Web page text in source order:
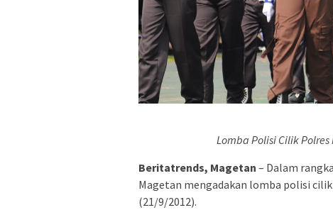
Lomba Polisi Cilik
Beritatrends, Magetan – Dalam
Magetan mengadakan lomba polisi
(21/9/2012).